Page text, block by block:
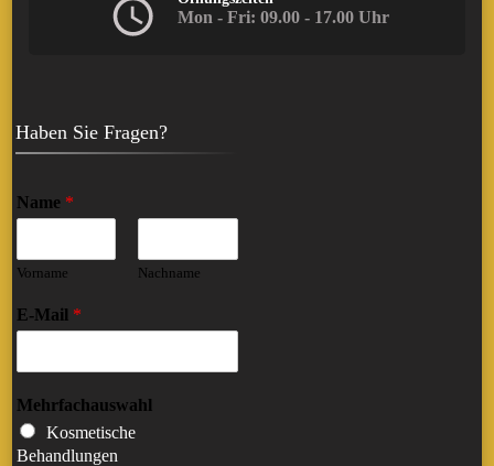
Mon - Fri: 09.00 - 17.00 Uhr
Haben Sie Fragen?
Name *
Vorname Nachname
E-Mail *
Mehrfachauswahl
Kosmetische
Behandlungen